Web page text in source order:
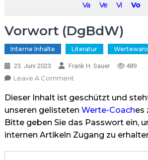
Va Ve Vi Vo
Vorwort (DgBdW)
Interne Inhalte Literatur
23. Juni 2023 Frank H. Sauer 489
Leave A CommentOn
(DgBdW)
Dieser Inhalt ist geschützt und
unseren gelisteten Werte-Coaches
Bitte geben Sie das Passwort ein,
internen Artikeln Zugang zu